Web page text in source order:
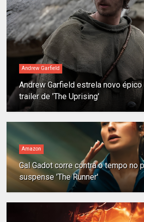
Andrew Garfield
Andrew Garfield estrela novo
trailer de 'The Uprising'
Amazon
Gal Gadot corre contra o tempo no
suspense 'The Runner'